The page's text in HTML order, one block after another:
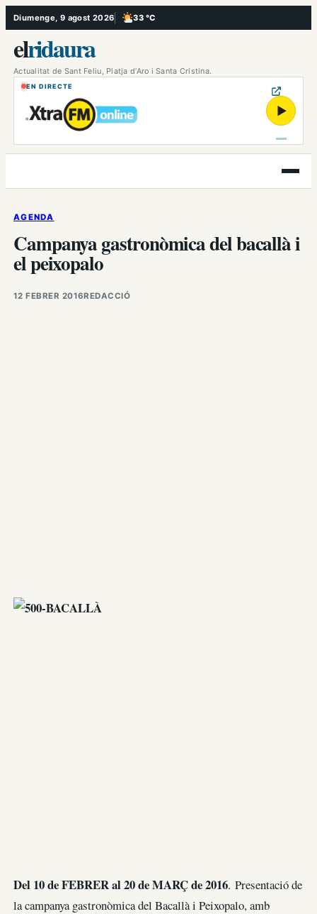
Vés
al
contingut
Diumenge, 9 agost 2026 33 °C
, Poc ennuvolat
elridaura
Actualitat de Sant Feliu, Platja d’Aro i Santa Cristina.
EN DIRECTE
▶
Obre
el
AGENDA
Campanya gastronòmica del bacallà i
el peixopalo
12 FEBRER 2016REDACCIÓ
Del 10 de FEBRER al 20 de MARÇ de 2016. Presentació de
la campanya gastronòmica del Bacallà i Peixopalo, amb